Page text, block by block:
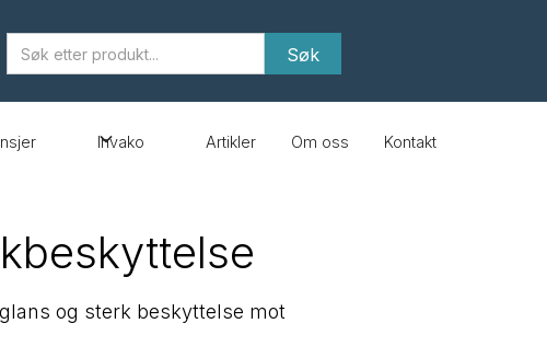
Invako Artikler Om oss Kontakt
og sterk beskyttelse mot